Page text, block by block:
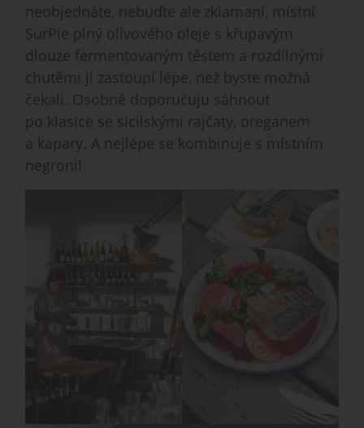
neobjednáte, nebuďte ale zklamaní, místní
SurPie plný olivového oleje s křupavým
dlouze fermentovaným těstem a rozdílnými
chutěmi ji zastoupí lépe, než byste možná
čekali. Osobně doporučuju sáhnout
po klasice se sicilskými rajčaty, oreganem
a kapary. A nejlépe se kombinuje s místním
negroni!